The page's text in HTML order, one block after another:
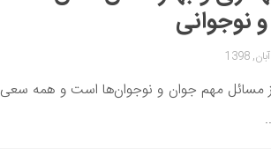
نوجوانی
مسائل مهم جوان و نوجوان‌ها است و همه سعی